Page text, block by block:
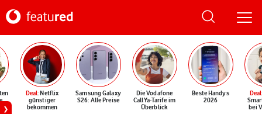
Deal: Netflix
günstiger
bekommen
Samsung Galaxy
S26: Alle Preise
Die Vodafone
CallYa-Tarife im
Überblick
Beste Handys
2026
Deal
bei